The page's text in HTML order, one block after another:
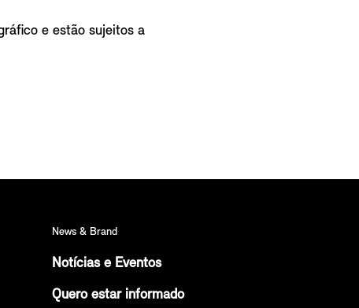
e estão sujeitos a
News & Brand
Notícias e Eventos
Quero estar informado